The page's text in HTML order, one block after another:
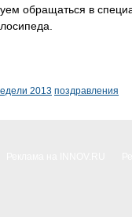
обращаться в
2013 поздравления